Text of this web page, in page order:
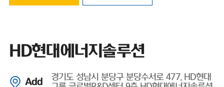
HD현대에너지솔루션
Add
경기도 성남시 분당구 분당수서로 477, HD현대